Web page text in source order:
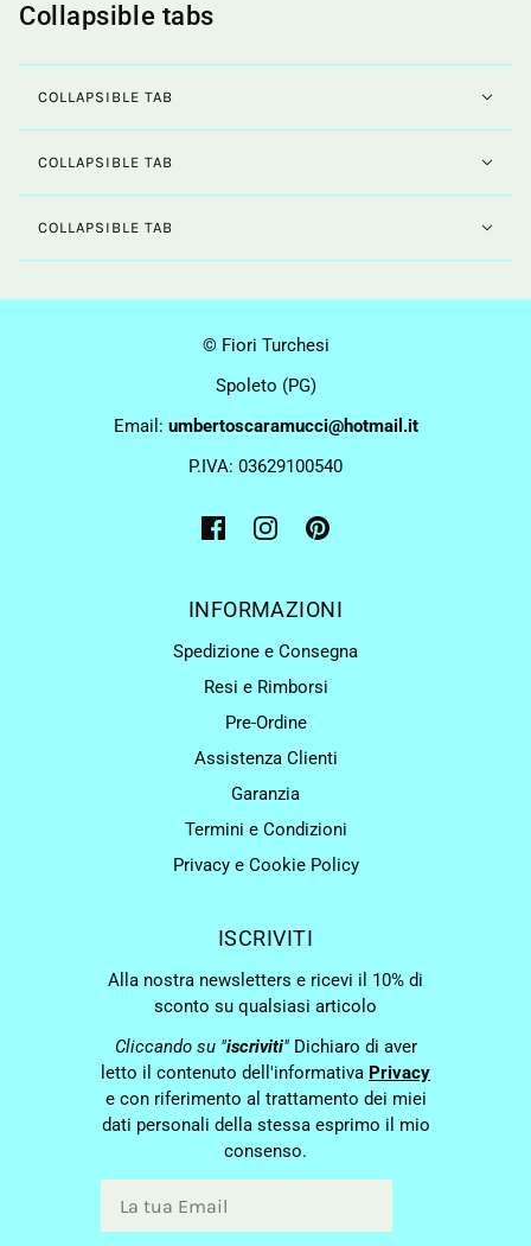
Collapsible tabs
COLLAPSIBLE TAB
COLLAPSIBLE TAB
COLLAPSIBLE TAB
© Fiori Turchesi
Spoleto (PG)
Email: umbertoscaramucci@hotmail.it
P.IVA: 03629100540
INFORMAZIONI
Spedizione e Consegna
Resi e Rimborsi
Pre-Ordine
Assistenza Clienti
Garanzia
Termini e Condizioni
Privacy e Cookie Policy
ISCRIVITI
Alla nostra newsletters e ricevi il 10% di
sconto su qualsiasi articolo
Cliccando su "iscriviti" Dichiaro di aver
letto il contenuto dell'informativa Privacy
e con riferimento al trattamento dei miei
dati personali della stessa esprimo il mio
consenso.